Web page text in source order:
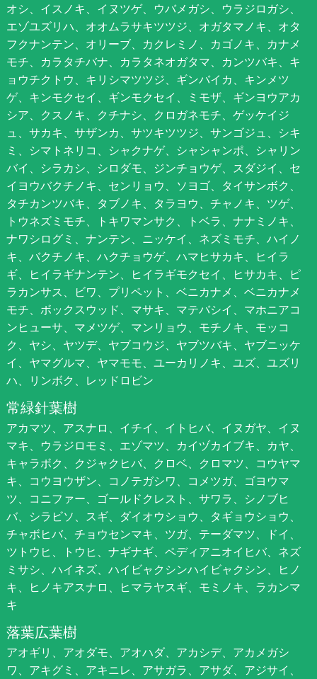
オシ、イスノキ、イヌツゲ、ウバメガシ、ウラジロガシ、
エゾユズリハ、オオムラサキツツジ、オガタマノキ、オタ
フクナンテン、オリーブ、カクレミノ、カゴノキ、カナメ
モチ、カラタチバナ、カラタネオガタマ、カンツバキ、キ
ョウチクトウ、キリシマツツジ、ギンバイカ、キンメツ
ゲ、キンモクセイ、ギンモクセイ、ミモザ、ギンヨウアカ
シア、クスノキ、クチナシ、クロガネモチ、ゲッケイジ
ュ、サカキ、サザンカ、サツキツツジ、サンゴジュ、シキ
ミ、シマトネリコ、シャクナゲ、シャシャンポ、シャリン
バイ、シラカシ、シロダモ、ジンチョウゲ、スダジイ、セ
イヨウバクチノキ、センリョウ、ソヨゴ、タイサンボク、
タチカンツバキ、タブノキ、タラヨウ、チャノキ、ツゲ、
トウネズミモチ、トキワマンサク、トベラ、ナナミノキ、
ナワシログミ、ナンテン、ニッケイ、ネズミモチ、ハイノ
キ、バクチノキ、ハクチョウゲ、ハマヒサカキ、ヒイラ
ギ、ヒイラギナンテン、ヒイラギモクセイ、ヒサカキ、ピ
ラカンサス、ビワ、プリペット、ベニカナメ、ベニカナメ
モチ、ボックスウッド、マサキ、マテバシイ、マホニアコ
ンヒューサ、マメツゲ、マンリョウ、モチノキ、モッコ
ク、ヤシ、ヤツデ、ヤブコウジ、ヤブツバキ、ヤブニッケ
イ、ヤマグルマ、ヤマモモ、ユーカリノキ、ユズ、ユズリ
ハ、リンボク、レッドロビン
常緑針葉樹
アカマツ、アスナロ、イチイ、イトヒバ、イヌガヤ、イヌ
マキ、ウラジロモミ、エゾマツ、カイヅカイブキ、カヤ、
キャラボク、クジャクヒバ、クロベ、クロマツ、コウヤマ
キ、コウヨウザン、コノテガシワ、コメツガ、ゴヨウマ
ツ、コニファー、ゴールドクレスト、サワラ、シノブヒ
バ、シラビソ、スギ、ダイオウショウ、タギョウショウ、
チャボヒバ、チョウセンマキ、ツガ、テーダマツ、ドイ、
ツトウヒ、トウヒ、ナギナギ、ペディアニオイヒバ、ネズ
ミサシ、ハイネズ、ハイビャクシンハイビャクシン、ヒノ
キ、ヒノキアスナロ、ヒマラヤスギ、モミノキ、ラカンマ
キ
落葉広葉樹
アオギリ、アオダモ、アオハダ、アカシデ、アカメガシ
ワ、アキグミ、アキニレ、アサガラ、アサダ、アジサイ、